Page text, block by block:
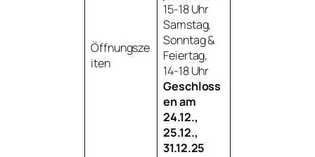
Öffnungsze
iten
15-18 Uhr
Samstag,
Sonntag &
Feiertag,
14-18 Uhr
Geschloss
en am
24.12.,
25.12.,
31.12.25